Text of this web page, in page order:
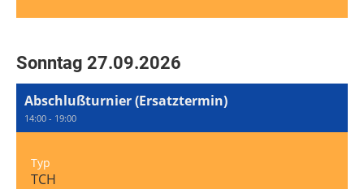
Sonntag 27.09.2026
Abschlußturnier (Ersatztermin)
14:00 - 19:00
Typ
TCH